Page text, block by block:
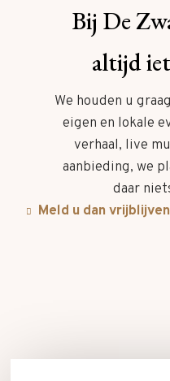
Bij De
altijd
We houden u
eigen en lokale
verhaal, live
aanbieding, we
daar
Meld u dan